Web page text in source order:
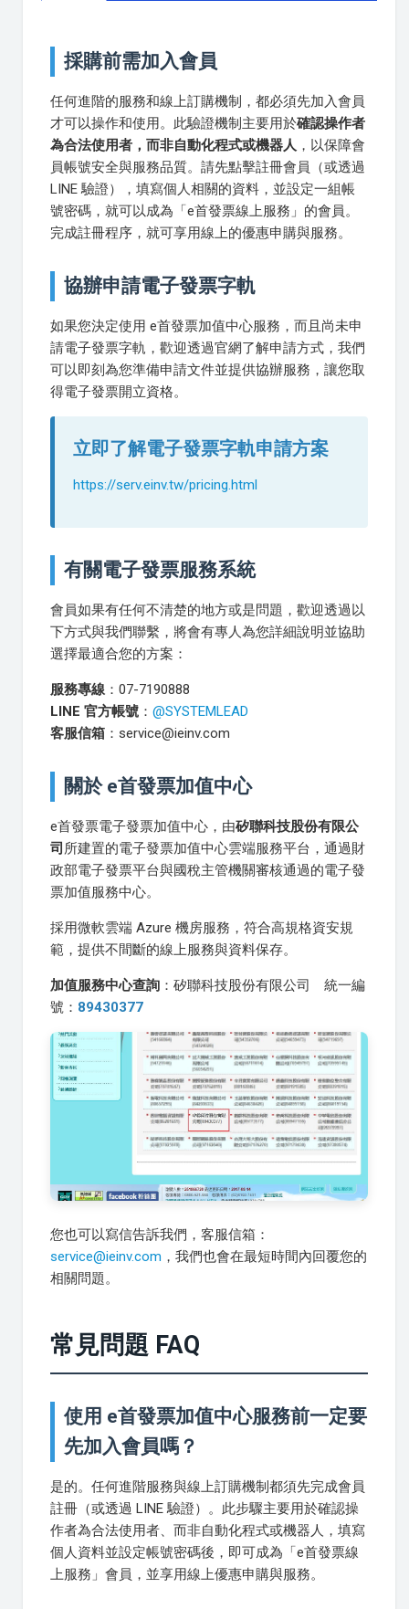
採購前需加入會員
任何進階的服務和線上訂購機制，都必須先加入會員
才可以操作和使用。此驗證機制主要用於確認操作者
為合法使用者，而非自動化程式或機器人 ，以保障會
員帳號安全與服務品質。請先點擊註冊會員（或透過
LINE 驗證），填寫個人相關的資料，並設定一組帳
號密碼，就可以成為「e首發票線上服務」的會員。
完成註冊程序，就可享用線上的優惠申購與服務。
協辦申請電子發票字軌
如果您決定使用 e首發票加值中心服務，而且尚未申
請電子發票字軌，歡迎透過官網了解申請方式，我們
可以即刻為您準備申請文件並提供協辦服務，讓您取
得電子發票開立資格。
立即了解電子發票字軌申請方案
https://serv.einv.tw/pricing.html
有關電子發票服務系統
會員如果有任何不清楚的地方或是問題，歡迎透過以
下方式與我們聯繫，將會有專人為您詳細說明並協助
選擇最適合您的方案：
服務專線 ：07-7190888
LINE 官方帳號 ： @SYSTEMLEAD
客服信箱 ：service@ieinv.com
關於 e首發票加值中心
e首發票電子發票加值中心，由矽聯科技股份有限公
司 所建置的電子發票加值中心雲端服務平台，通過財
政部電子發票平台與國稅主管機關審核通過的電子發
票加值服務中心。
採用微軟雲端 Azure 機房服務，符合高規格資安規
範，提供不間斷的線上服務與資料保存。
加值服務中心查詢 ：矽聯科技股份有限公司 統一編
號： 89430377
您也可以寫信告訴我們，客服信箱：
service@ieinv.com ，我們也會在最短時間內回覆您的
相關問題。
常見問題 FAQ
使用 e首發票加值中心服務前一定要
先加入會員嗎？
是的。任何進階服務與線上訂購機制都須先完成會員
註冊（或透過 LINE 驗證）。此步驟主要用於確認操
作者為合法使用者、而非自動化程式或機器人，填寫
個人資料並設定帳號密碼後，即可成為「e首發票線
上服務」會員，並享用線上優惠申購與服務。